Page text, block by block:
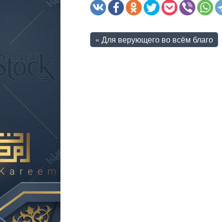
« Для верующего во всём благо